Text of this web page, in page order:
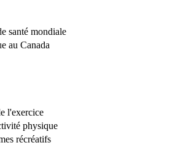
santé mondiale
au Canada
l'exercice
physique
récréatifs